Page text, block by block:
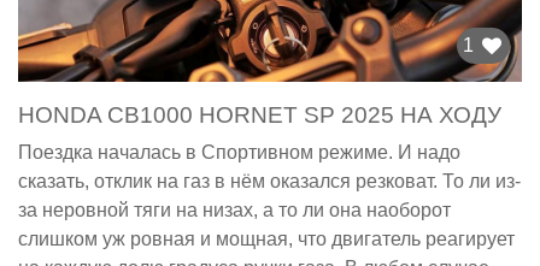
1
HONDA CB1000 HORNET SP 2025 НА ХОДУ
Поездка началась в Спортивном режиме. И надо
сказать, отклик на газ в нём оказался резковат. То ли из-
за неровной тяги на низах, а то ли она наоборот
слишком уж ровная и мощная, что двигатель реагирует